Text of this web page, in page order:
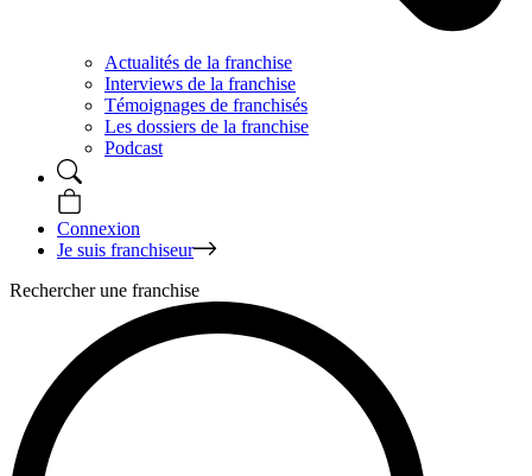
Actualités de la franchise
Interviews de la franchise
Témoignages de franchisés
Les dossiers de la franchise
Podcast
Connexion
Je suis franchiseur
Rechercher une franchise